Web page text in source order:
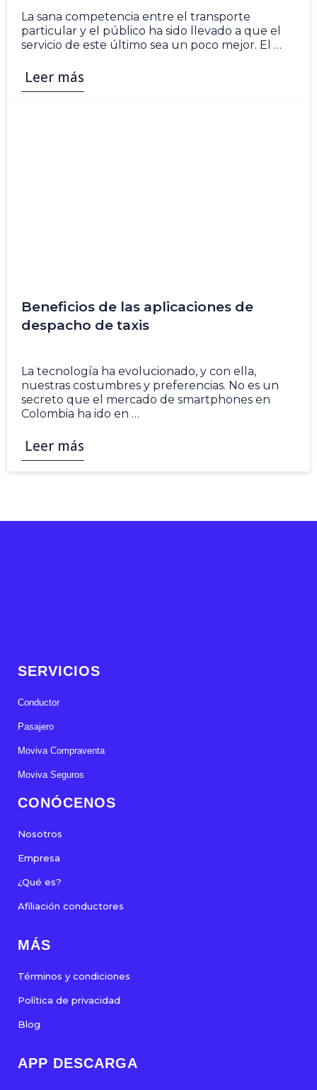
La sana competencia entre el transporte
particular y el público ha sido llevado a que el
servicio de este último sea un poco mejor. El …
Leer más
Beneficios de las aplicaciones de
despacho de taxis
La tecnología ha evolucionado, y con ella,
nuestras costumbres y preferencias. No es un
secreto que el mercado de smartphones en
Colombia ha ido en …
Leer más
SERVICIOS
Conductor
Pasajero
Moviva Compraventa
Moviva Seguros
CONÓCENOS
Nosotros
Empresa
¿Qué es?
Afiliación conductores
MÁS
Términos y condiciones
Política de privacidad
Blog
APP DESCARGA